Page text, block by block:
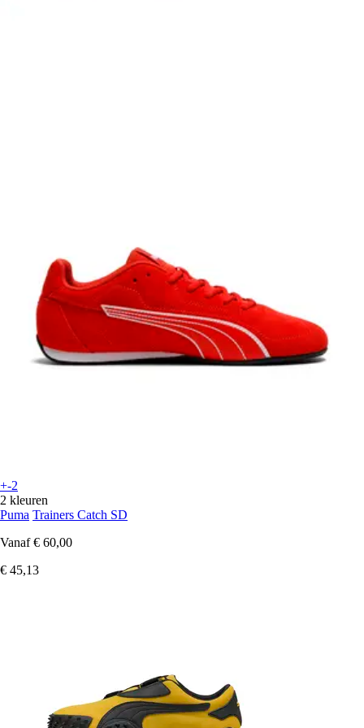
+-2
2 kleuren
Puma Trainers Catch SD
Vanaf € 60,00
€ 45,13